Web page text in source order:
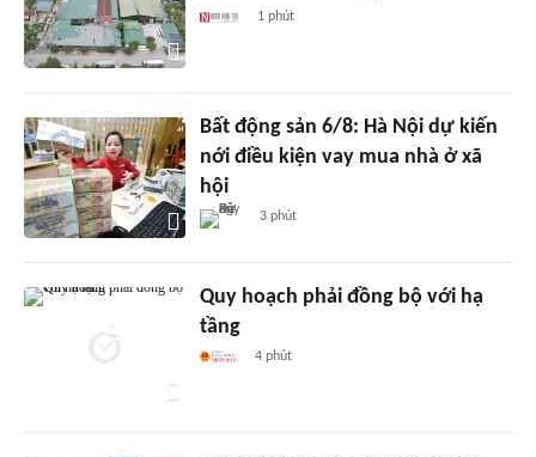
1 phút
Bất động sản 6/8: Hà Nội dự kiến
nới điều kiện vay mua nhà ở xã
hội
3 phút
Quy hoạch phải đồng bộ với hạ
tầng
4 phút